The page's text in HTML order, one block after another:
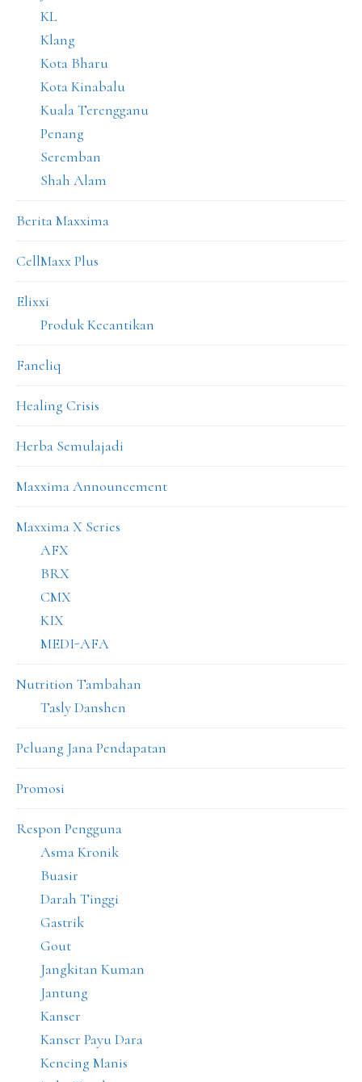
KL
Klang
Kota Bharu
Kota Kinabalu
Kuala Terengganu
Penang
Seremban
Shah Alam
Berita Maxxima
CellMaxx Plus
Elixxi
Produk Kecantikan
Faneliq
Healing Crisis
Herba Semulajadi
Maxxima Announcement
Maxxima X Series
AFX
BRX
CMX
KIX
MEDI-AFA
Nutrition Tambahan
Tasly Danshen
Peluang Jana Pendapatan
Promosi
Respon Pengguna
Asma Kronik
Buasir
Darah Tinggi
Gastrik
Gout
Jangkitan Kuman
Jantung
Kanser
Kanser Payu Dara
Kencing Manis